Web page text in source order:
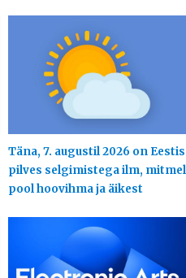
Täna, 7. augustil 2026 on Eestis
pilves selgimistega ilm, mitmel
pool hoovihma ja äikest